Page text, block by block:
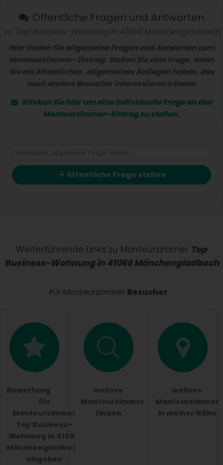
Öffentliche Fragen und Antworten
zu Top Business-Wohnung in 41066 Mönchengladbach
Hier finden Sie allgemeine Fragen und Antworten zum
Monteurzimmer-Eintrag. Stellen Sie eine Frage, wenn
Sie ein öffentliches, allgemeines Anliegen haben, das
auch andere Besucher interessieren könnte.
Klicken Sie hier um eineindividuelle Fragean den
Monteurzimmer-Eintrag zu stellen.
öffentliche Frage stellen
Hiermit akzeptiere ich dieAGB .
Die Datenschutzerklärung
habe ich zur Kenntnis
öffentliche Frage stellen
Hinweis:Bitte beachten Sie, öffentliche Fragen sind
für alle Besucher sichtbar
Klicken Sie hier um eine
Monteurzimmer-Eintrag zu stellen
Weiterführende Links zu Monteurzimmer Top
Business-Wohnung in 41066 Mönchengladbach
Für Monteurzimmer Besucher
Bewertung
für
Monteurzimmer
Top Business-
Wohnung in 41066
Mönchengladbach
abgeben
weitere
Monteurzimmer
finden
weitere
Monteurzimmer
in meiner Nähe